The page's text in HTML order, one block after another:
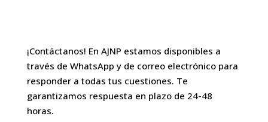
¡Contáctanos! En AJNP estamos disponibles a
través de WhatsApp y de correo electrónico para
responder a todas tus cuestiones. Te
garantizamos respuesta en plazo de 24-48
horas.